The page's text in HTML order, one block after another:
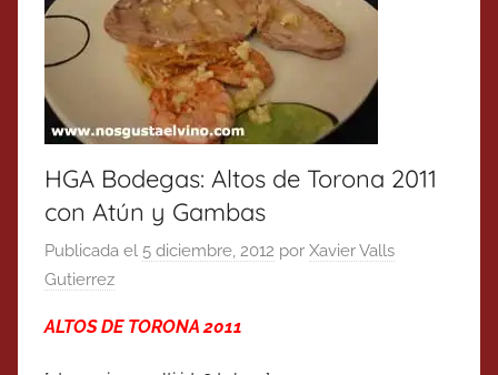
HGA Bodegas: Altos de Torona 2011
con Atún y Gambas
Publicada el 5 diciembre, 2012 por Xavier Valls
Gutierrez
ALTOS DE TORONA 2011